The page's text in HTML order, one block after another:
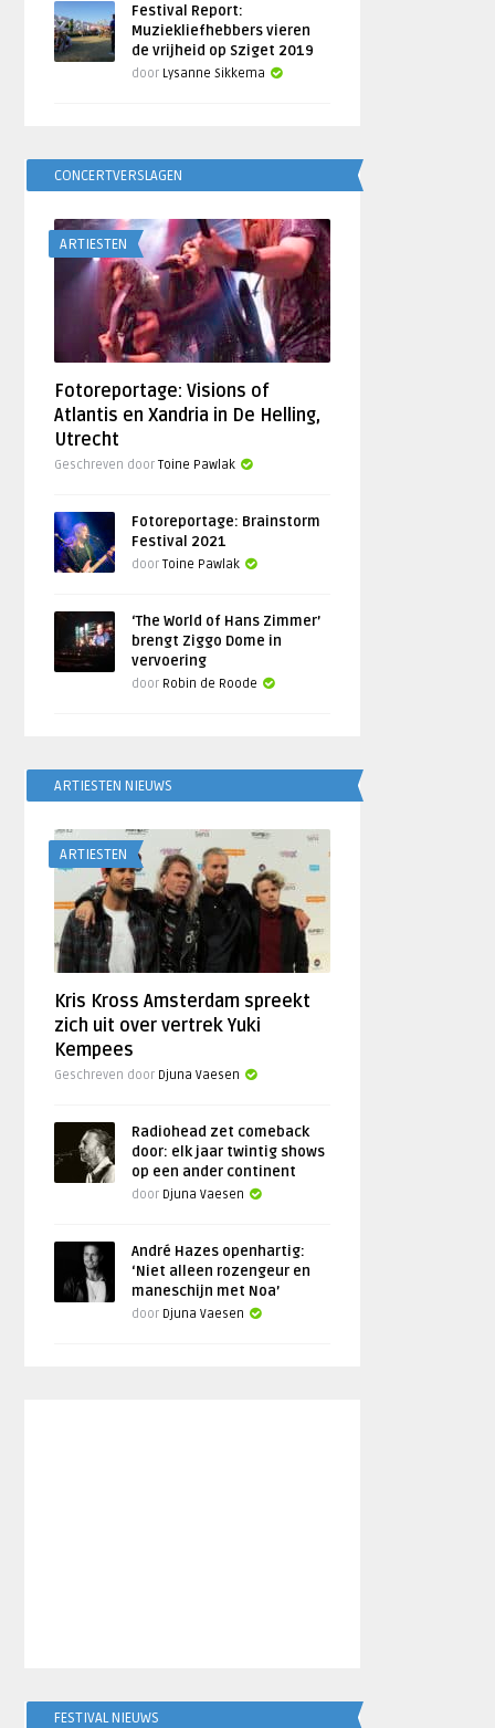
Festival Report:
Muziekliefhebbers vieren
de vrijheid op Sziget 2019
door Lysanne Sikkema
CONCERTVERSLAGEN
ARTIESTEN
Fotoreportage: Visions of
Atlantis en Xandria in De Helling,
Utrecht
Geschreven doorToine Pawlak
Fotoreportage: Brainstorm
Festival 2021
doorToine Pawlak
‘The World of Hans Zimmer’
brengt Ziggo Dome in
vervoering
door Robin de Roode
ARTIESTEN NIEUWS
ARTIESTEN
Kris Kross Amsterdam spreekt
zich uit over vertrek Yuki
Kempees
Geschreven door Djuna Vaesen
Radiohead zet comeback
door: elk jaar twintig shows
op een ander continent
door Djuna Vaesen
André Hazes openhartig:
‘Niet alleen rozengeur en
maneschijn met Noa’
door Djuna Vaesen
FESTIVAL NIEUWS